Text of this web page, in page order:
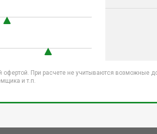
При расчете не учитываются возможные
и т.п.